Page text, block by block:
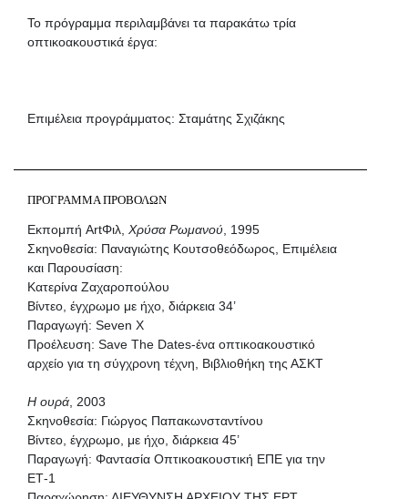
Το πρόγραμμα περιλαμβάνει τα παρακάτω τρία
οπτικοακουστικά έργα:
Επιμέλεια προγράμματος: Σταμάτης Σχιζάκης
ΠΡΟΓΡΑΜΜΑ ΠΡΟΒΟΛΩΝ
Εκπομπή ArtΦιλ, Χρύσα Ρωμανού , 1995
Σκηνοθεσία: Παναγιώτης Κουτσοθεόδωρος, Επιμέλεια
και Παρουσίαση:
Κατερίνα Ζαχαροπούλου
Βίντεο, έγχρωμο με ήχο, διάρκεια 34’
Παραγωγή: Seven X
Προέλευση: Save The Dates-ένα οπτικοακουστικό
αρχείο για τη σύγχρονη τέχνη, Βιβλιοθήκη της ΑΣΚΤ
Η ουρά , 2003
Σκηνοθεσία: Γιώργος Παπακωνσταντίνου
Βίντεο, έγχρωμο, με ήχο, διάρκεια 45’
Παραγωγή: Φαντασία Οπτικοακουστική ΕΠΕ για την
ΕΤ-1